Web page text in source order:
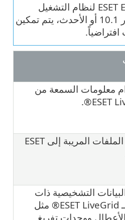
بدءاً من ESET Endpoint لنظام التشغيل
Windows الإصدار 10.1 أو الأحدث، يتم تمكين
معلومات السمعة من
ESET
إرسال الملفات المريبة إلى ESET
التشخيصية ذات
الصلة بـ ESET LiveGrid® مثل
ووحدات تفريغ